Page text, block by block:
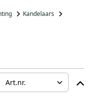
Kandelaars